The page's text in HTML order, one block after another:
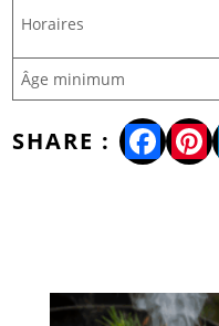
Horaires
Âge minimum